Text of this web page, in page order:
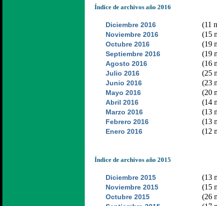
Índice de archivos año 2016
Diciembre 2016 (11
Noviembre 2016 (15
Octubre 2016 (19
Septiembre 2016 (19
Agosto 2016 (16
Julio 2016 (25
Junio 2016 (23
Mayo 2016 (20
Abril 2016 (14
Marzo 2016 (13
Febrero 2016 (13
Enero 2016 (12
Índice de archivos año 2015
Diciembre 2015 (13
Noviembre 2015 (15
Octubre 2015 (26